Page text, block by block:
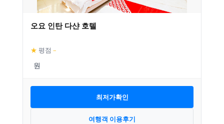
오요 인탄 다샨 호텔
★ 평점 –
최저가확인
여행객 이용후기